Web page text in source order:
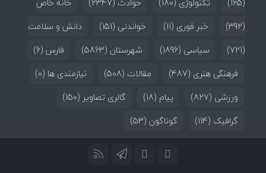
(392)
خبر فوری (11) خواندنی (151)
دانش و سلامت
(721)
سیاسی (1896) شهرستان (5863) فارس (6)
فرهنگی هنری (487) مقالات (508) نیازمندی ها (0)
ورزشی (827) پیام (18) گالری تصاویر (150)
گرافیک (114) گوناگون (53)